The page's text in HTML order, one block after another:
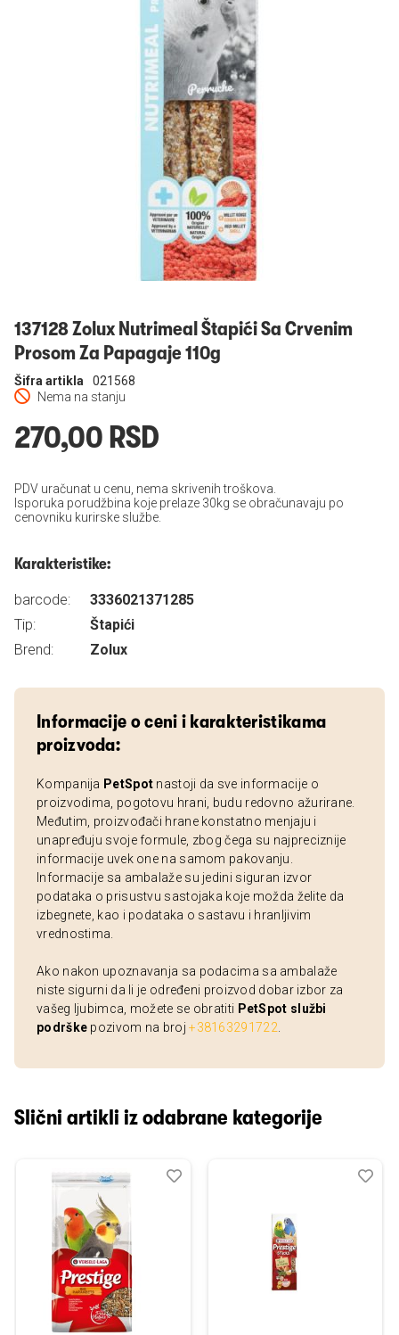
137128 Zolux Nutrimeal Štapići Sa Crvenim
Prosom Za Papagaje 110g
Nema na stanju
Šifra artikla 021568
270,00 RSD
PDV uračunat u cenu, nema skrivenih troškova.
Isporuka porudžbina koje prelaze 30kg se obračunavaju po
cenovniku kurirske službe.
Karakteristike:
barcode:
3336021371285
Tip:
Štapići
Brend:
Zolux
Informacije o ceni i karakteristikama
proizvoda:
Kompanija PetSpot nastoji da sve informacije o
proizvodima, pogotovu hrani, budu redovno ažurirane.
Međutim, proizvođači hrane konstatno menjaju i
unapređuju svoje formule, zbog čega su najpreciznije
informacije uvek one na samom pakovanju.
Informacije sa ambalaže su jedini siguran izvor
podataka o prisustvu sastojaka koje možda želite da
izbegnete, kao i podataka o sastavu i hranljivim
vrednostima.
Ako nakon upoznavanja sa podacima sa ambalaže
niste sigurni da li je određeni proizvod dobar izbor za
vašeg ljubimca, možete se obratiti PetSpot službi
podrške pozivom na broj+38163291722
Slični artikli iz odabrane kategorije
Dodaj
Uporedi